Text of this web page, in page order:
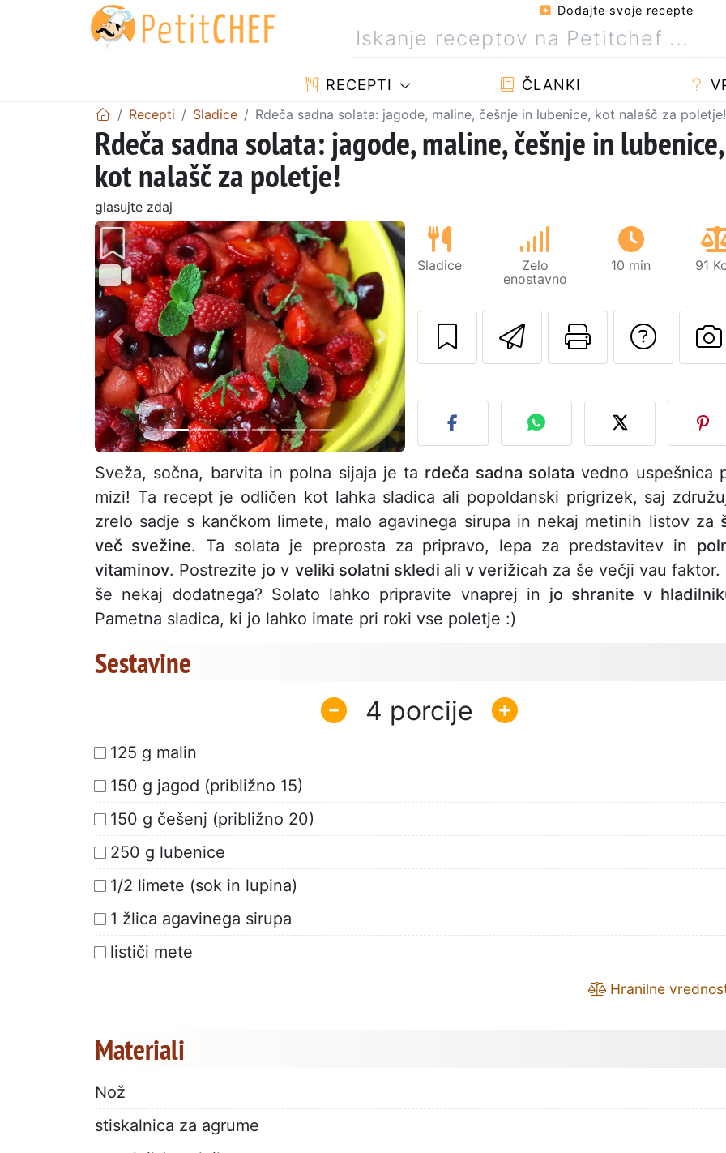
Dodajte svoje recepte
RECEPTI ČLANKI
Recepti Sladice Rdeča sadna solata: jagode, maline, češnje in lubenice, kot nalašč za poletje!
Rdeča sadna solata: jagode, maline, češnje in lubenice,
kot nalašč za poletje!
glasujte zdaj
Prejšnji Naslednji
Sladice
Zelo
enostavno
10 min 91
Pošlji taNatisni to
Sveža, sočna, barvita in polna sijaja je ta rdeča sadna solata vedno uspešnica
mizi! Ta recept je odličen kot lahka sladica ali popoldanski prigrizek, saj
zrelo sadje s kančkom limete, malo agavinega sirupa in nekaj metinih listov za
več svežine. Ta solata je preprosta za pripravo, lepa za predstavitev in
vitaminov. Postrezite jo v veliki solatni skledi ali v verižicah za še večji vau faktor.
še nekaj dodatnega? Solato lahko pripravite vnaprej in jo shranite v
Pametna sladica, ki jo lahko imate pri roki vse poletje :)
Sestavine
4
125 g malin
150 g jagod (približno 15)
150 g češenj (približno 20)
250 g lubenice
1/2 limete (sok in lupina)
1 žlica agavinega sirupa
lističi mete
Hranilne
Materiali
Nož
stiskalnica za agrume